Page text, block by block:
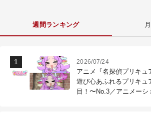
週間ランキング
2026/07/24
アニメ『名探偵プリキュ
遊び心あふれるプリキュ
目！〜No.3／アニメーシ